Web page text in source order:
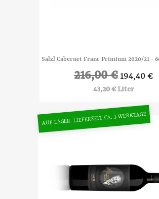
Salzl Cabernet Franc Primium 2020/21 -
216,00 € 194,40 €
43,20 € Liter
AUF LAGER. LIEFERZEIT CA. 3 WERKTAGE